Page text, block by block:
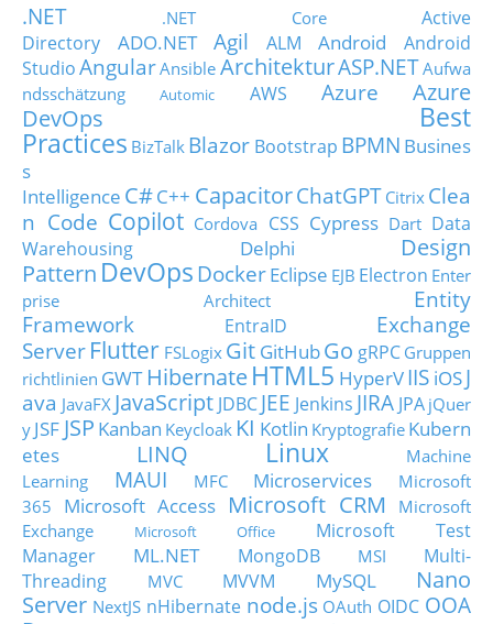
.NET .NET Core
Active
Directory
ADO.NET Agil ALM Android
Android
StudioAngularAnsible ArchitekturASP.NETAufwa
ndsschätzung
Automic AWS Azure
Azure
DevOps
Best
Practices BizTalk Blazor Bootstrap BPMN Busines
s
Intelligence C#C++ CapacitorChatGPT Citrix Clea
n Code Copilot Cordova CSS Cypress Dart Data
Warehousing
Delphi
Design
Pattern DevOps DockerEclipse EJB Electron Enter
prise Architect
Entity
Framework
EntraID
Exchange
Server Flutter FSLogix Git GitHubGo gRPC Gruppen
richtlinien GWT HibernateHTML5 HyperVIIS iOSJ
ava JavaFX JavaScript JDBC JEE Jenkins JIRA JPA jQuer
y JSF JSP Kanban Keycloak KI Kotlin Kryptografie Kubern
etes
LINQ Linux
Machine
Learning
MAUI MFC Microservices
Microsoft
365
Microsoft Access Microsoft CRM
Microsoft
Exchange
Microsoft Office
Microsoft Test
Manager
ML.NET MongoDB MSI
Multi-
Threading
MVC MVVM MySQL
Nano
Server NextJS nHibernate node.js OAuth OIDC OOA